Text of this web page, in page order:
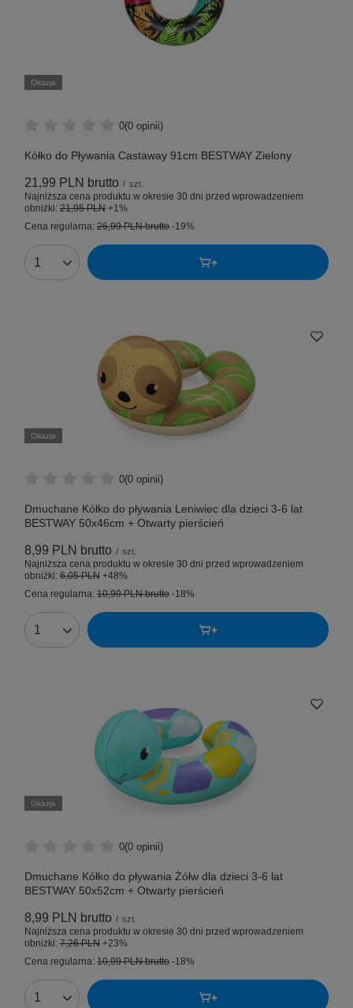
Okazja
0(0 opinii)
Kółko do Pływania Castaway 91cm BESTWAY Zielony
21,99 PLN brutto / szt.
Najniższa cena produktu w okresie 30 dni przed wprowadzeniem
obniżki: 21,95 PLN +1%
Cena regularna: 26,99 PLNbrutto -19%
Okazja
0(0 opinii)
Dmuchane Kółko do pływania Leniwiec dla dzieci 3-6 lat
BESTWAY 50x46cm + Otwarty pierścień
8,99 PLN brutto / szt.
Najniższa cena produktu w okresie 30 dni przed wprowadzeniem
obniżki: 6,05 PLN +48%
Cena regularna: 10,99 PLNbrutto -18%
Okazja
0(0 opinii)
Dmuchane Kółko do pływania Żółw dla dzieci 3-6 lat
BESTWAY 50x52cm + Otwarty pierścień
8,99 PLN brutto / szt.
Najniższa cena produktu w okresie 30 dni przed wprowadzeniem
obniżki: 7,26 PLN +23%
Cena regularna: 10,99 PLNbrutto -18%